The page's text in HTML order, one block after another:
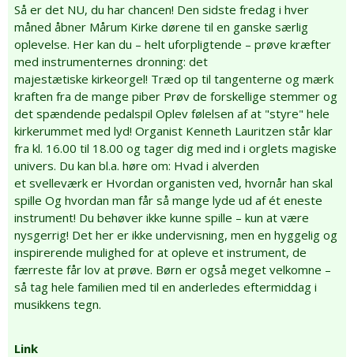
Så er det NU, du har chancen! Den sidste fredag i hver
måned åbner Mårum Kirke dørene til en ganske særlig
oplevelse. Her kan du – helt uforpligtende – prøve kræfter
med instrumenternes dronning: det
majestætiske kirkeorgel! Træd op til tangenterne og mærk
kraften fra de mange piber Prøv de forskellige stemmer og
det spændende pedalspil Oplev følelsen af at "styre" hele
kirkerummet med lyd! Organist Kenneth Lauritzen står klar
fra kl. 16.00 til 18.00 og tager dig med ind i orglets magiske
univers. Du kan bl.a. høre om: Hvad i alverden
et svelleværk er Hvordan organisten ved, hvornår han skal
spille Og hvordan man får så mange lyde ud af ét eneste
instrument! Du behøver ikke kunne spille – kun at være
nysgerrig! Det her er ikke undervisning, men en hyggelig og
inspirerende mulighed for at opleve et instrument, de
færreste får lov at prøve. Børn er også meget velkomne –
så tag hele familien med til en anderledes eftermiddag i
musikkens tegn.
Link